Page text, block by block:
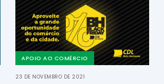
APOIO AO COMÉRCIO
23 DE NOVEMBRO DE 2021